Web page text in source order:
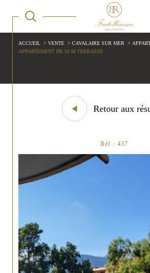
ACCUEIL VENTE CAVALAIRE SUR MER
APPARTEMENT DE 33 M TERRASSE
Retour aux
Réf : 437